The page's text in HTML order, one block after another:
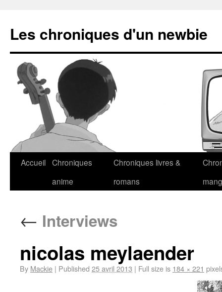
Les chroniques d'un newbie
Accueil Chroniques
anime
Chroniques livres &
romans
← Interviews
nicolas meylaender
By Mackie | Published 25 avril 2013 | Full size is 184 × 221